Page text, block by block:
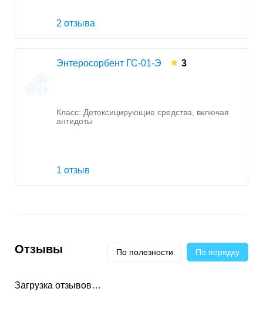
2 отзыва
Энтеросорбент ГС-01-Э 3
Класс: Детоксицирующие средства, включая
антидоты
1 отзыв
Отзывы По полезности По порядку
Загрузка отзывов…